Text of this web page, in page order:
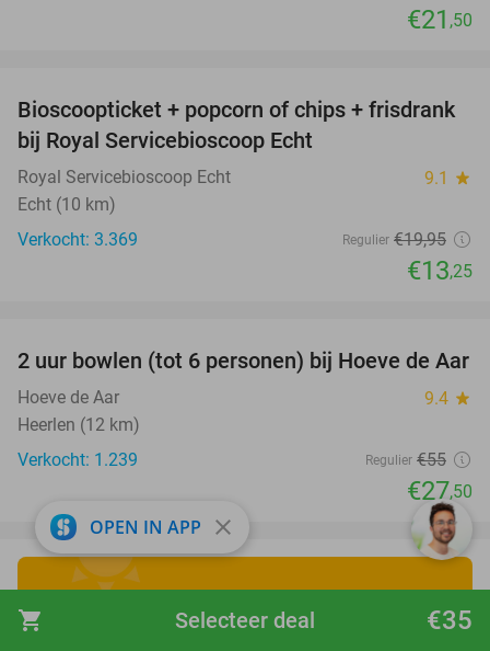
shopping_cart €35
Selecteer deal
€21 ,50
34%
Bioscoopticket + popcorn of chips + frisdrank
bij Royal Servicebioscoop Echt
Royal Servicebioscoop Echt 9.1 star
Echt (10 km)
Verkocht: 3.369
Regulier €19,95
€13,25
50%
2 uur bowlen (tot 6 personen) bij Hoeve de Aar
Hoeve de Aar 9.4 star
Heerlen (12 km)
Verkocht: 1.239
Regulier €55
€27,50
Ontdek de leukste
OPEN IN APP close